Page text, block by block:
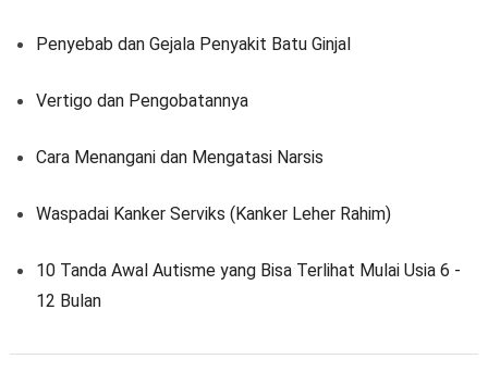
Penyebab dan Gejala Penyakit Batu Ginjal
Vertigo dan Pengobatannya
Cara Menangani dan Mengatasi Narsis
Waspadai Kanker Serviks (Kanker Leher Rahim)
10 Tanda Awal Autisme yang Bisa Terlihat Mulai Usia 6 -
12 Bulan